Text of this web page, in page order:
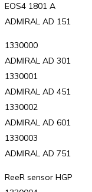
EOS4 1801 A
ADMIRAL AD 151
1330000
ADMIRAL AD 301
1330001
ADMIRAL AD 451
1330002
ADMIRAL AD 601
1330003
ADMIRAL AD 751
ReeR sensor HGP